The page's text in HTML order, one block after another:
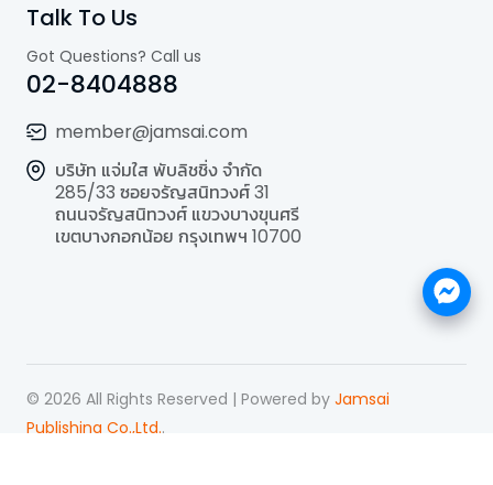
Talk To Us
Got Questions? Call us
02-8404888
member@jamsai.com
บริษัท แจ่มใส พับลิชชิ่ง จำกัด
285/33 ซอยจรัญสนิทวงศ์ 31
ถนนจรัญสนิทวงศ์ แขวงบางขุนศรี
เขตบางกอกน้อย กรุงเทพฯ 10700
© 2026 All Rights Reserved | Powered by Jamsai
Publishing Co.,Ltd..